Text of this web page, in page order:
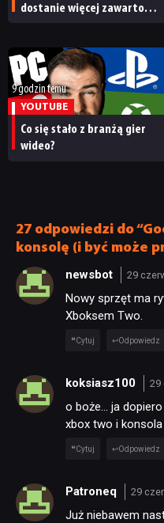
dostanie więcej zawartości.
9 godzin temu
YOUTUBE
Co się stało z branżą gier
wideo?
27 odpowiedzi do
konsolę (i być może
newsbot 29
Nowy sprzęt ma
Xboksem Two.
Cytuj Odpowiedz
koksiasz100 29
o boże… ja
xbox two i konsola
Cytuj Odpowiedz
Patroneq 29
Już niebawem